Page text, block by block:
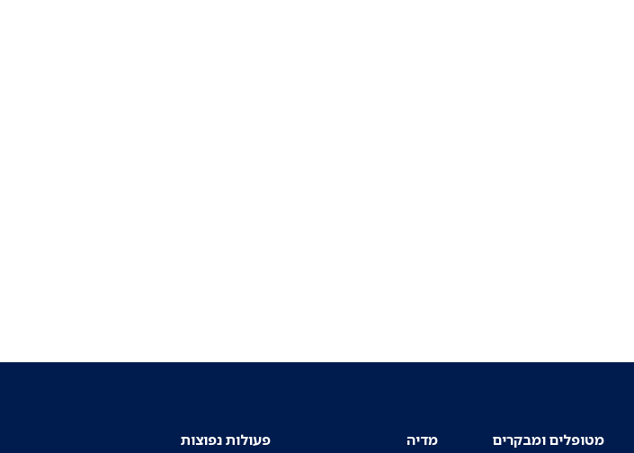
מטופלים ומבקרים מדיה פעולות נפוצות